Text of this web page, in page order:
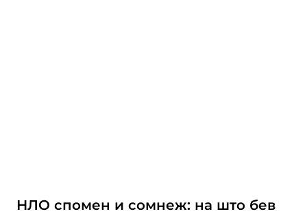
НЛО спомен и сомнеж: на што бев